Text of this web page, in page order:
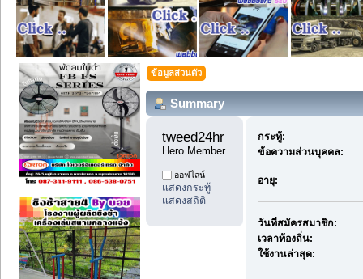
ข้อมูลส่วนตัว
Summary
tweed24hr
Hero Member
ออฟไลน์
แสดงกระทู้
แสดงสถิติ
กระทู้:
ข้อความส่วนบุคคล:
อายุ:
วันที่สมัครสมาชิก:
เวลาท้องถิ่น:
ใช้งานล่าสุด: